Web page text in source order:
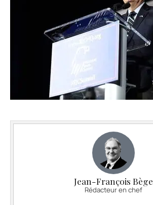
Jean-François Bège
Rédacteur en chef